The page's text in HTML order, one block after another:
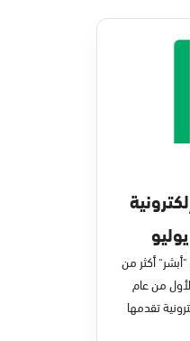
إلكترونية
"أبشر" أكثر من
من عام
350 خدمة إلكترونية تقدمها